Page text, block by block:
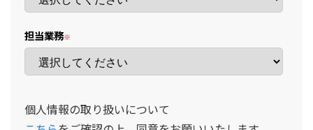
担当業務
個人情報の取り扱いについて